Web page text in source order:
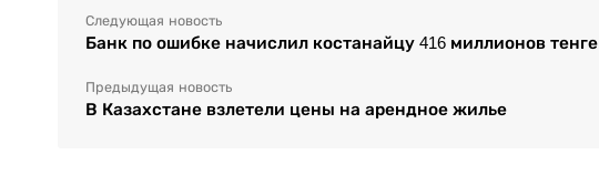
Следующая новость
Банк по ошибке начислил костанайцу 416 миллионов тенге
Предыдущая новость
В Казахстане взлетели цены на арендное жилье